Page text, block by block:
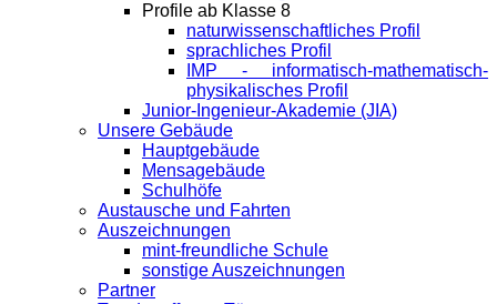
Profile ab Klasse 8
naturwissenschaftliches Profil
sprachliches Profil
IMP - informatisch-mathematisch-
physikalisches Profil
Junior-Ingenieur-Akademie (JIA)
Unsere Gebäude
Hauptgebäude
Mensagebäude
Schulhöfe
Austausche und Fahrten
Auszeichnungen
mint-freundliche Schule
sonstige Auszeichnungen
Partner